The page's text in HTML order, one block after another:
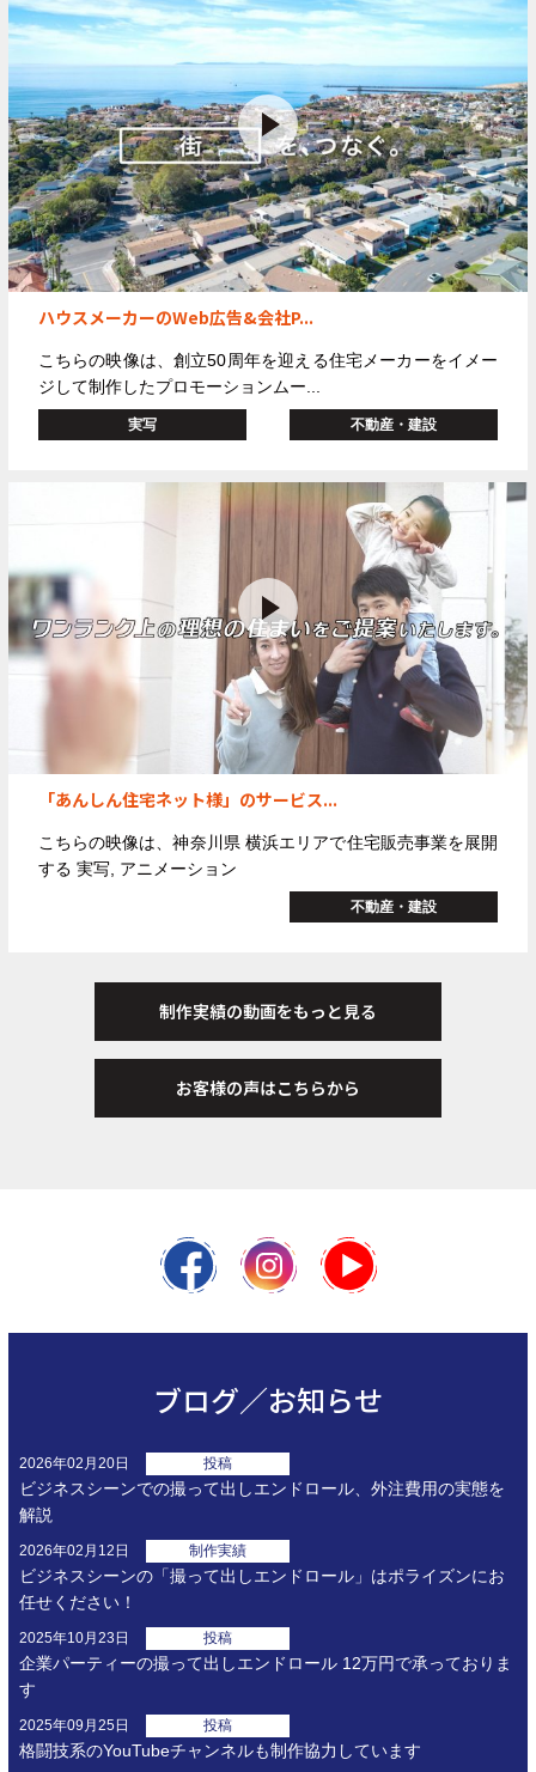
ハウスメーカーのWeb広告&会社P...
こちらの映像は、創立50周年を迎える住宅メーカーをイメー
ジして制作したプロモーションムー...
実写 不動産・建設
「あんしん住宅ネット様」のサービス...
こちらの映像は、神奈川県 横浜エリアで住宅販売事業を展開
する 実写, アニメーション
不動産・建設
制作実績の動画をもっと見る
お客様の声はこちらから
ブログ／お知らせ
2026年02月20日 投稿
ビジネスシーンでの撮って出しエンドロール、外注費用の実態を
解説
2026年02月12日 制作実績
ビジネスシーンの「撮って出しエンドロール」はポライズンにお
任せください！
2025年10月23日 投稿
企業パーティーの撮って出しエンドロール 12万円で承っておりま
す
2025年09月25日 投稿
格闘技系のYouTubeチャンネルも制作協力しています